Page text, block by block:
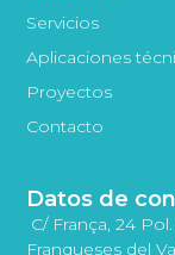
Servicios
Aplicaciones
Proyectos
Contacto
Datos de
C/ França, 24
Franqueses del